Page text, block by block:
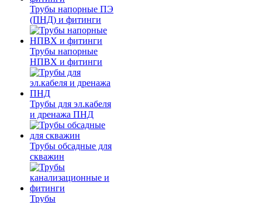
Трубы напорные ПЭ
(ПНД) и фитинги
Трубы напорные
НПВХ и фитинги
Трубы для эл.кабеля
и дренажа ПНД
Трубы обсадные для
скважин
Трубы